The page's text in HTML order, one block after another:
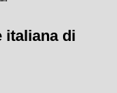
italiana di